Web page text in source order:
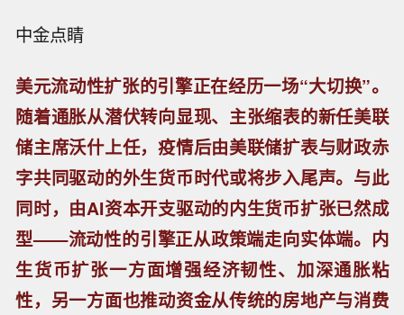
中金点睛
美元流动性扩张的引擎正在经历一场“大切换”。
随着通胀从潜伏转向显现、主张缩表的新任美联
储主席沃什上任，疫情后由美联储扩表与财政赤
字共同驱动的外生货币时代或将步入尾声。与此
同时，由AI资本开支驱动的内生货币扩张已然成
型——流动性的引擎正从政策端走向实体端。内
生货币扩张一方面增强经济韧性、加深通胀粘
性，另一方面也推动资金从传统的房地产与消费